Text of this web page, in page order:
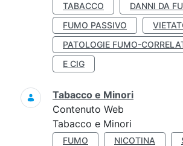
TABACCO
DANNI DA
FUMO PASSIVO
PATOLOGIE FUMO-
E CIG
Tabacco e Minori
Contenuto Web
Tabacco e Minori
FUMO NICOTINA